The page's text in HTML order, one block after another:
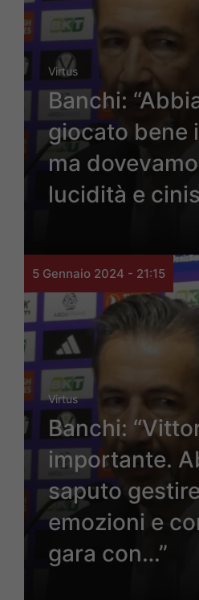
Virtus
Banchi:
giocato bene
ma
lucidità e
5 Gennaio 2024 - 21:15
Virtus
Banchi:
importante.
saputo
emozioni e
gara con…”